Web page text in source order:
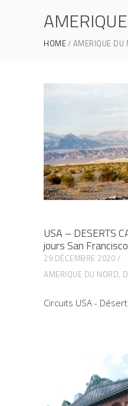
HOME AMERIQUE DU
USA – DESERTS
jours San
29 DÉCEMBRE 2020
AMERIQUE DU NORD,
Circuits USA -